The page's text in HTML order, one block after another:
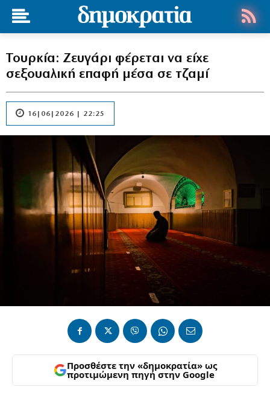
Τουρκία: Ζευγάρι φέρεται να είχε
σεξουαλική επαφή μέσα σε τζαμί
16|06|2026 | 22:25
Προσθέστε την «δημοκρατία» ως
προτιμώμενη πηγή στην Google